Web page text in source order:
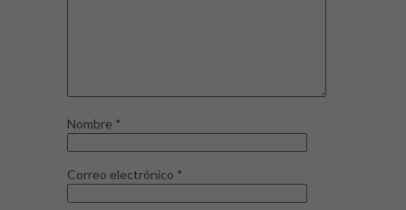
Nombre *
Correo electrónico *